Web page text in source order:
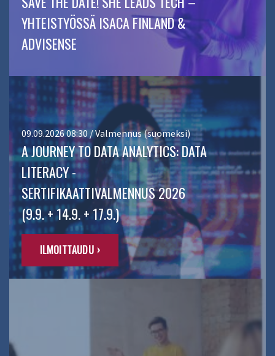
YHTEISTYÖSSÄ ISACA FINLAND &
ADVISENSE
09.09.2026 08:30 / Valmennus (suomeksi)
A JOURNEY TO DATA ANALYTICS: DATA
LITERACY -
SERTIFIKAATTIVALMENNUS 2026
(9.9. + 14.9. + 17.9.)
ILMOITTAUDU ›